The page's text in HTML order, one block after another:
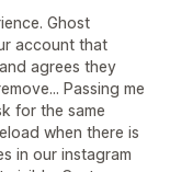
Ghost
account that
agrees they
Passing me
for the same
when there is
in our instagram